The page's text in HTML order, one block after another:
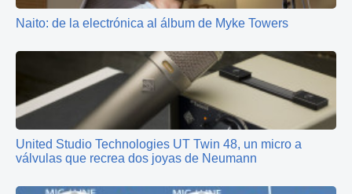
Naito: de la electrónica al álbum de Myke Towers
United Studio Technologies UT Twin 48, un micro a
válvulas que recrea dos joyas de Neumann